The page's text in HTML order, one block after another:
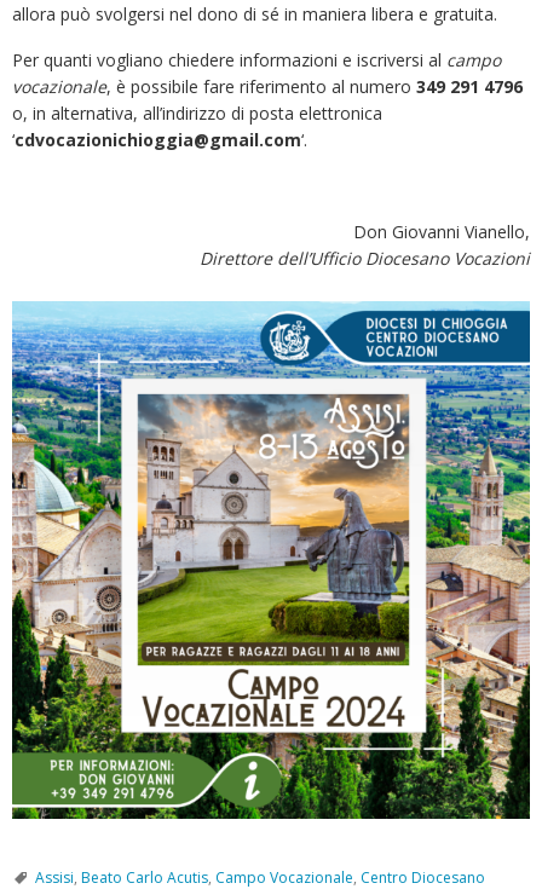
allora può svolgersi nel dono di sé in maniera libera e gratuita.
Per quanti vogliano chiedere informazioni e iscriversi al campo
vocazionale, è possibile fare riferimento al numero 349 291 4796
o, in alternativa, all’indirizzo di posta elettronica
‘cdvocazionichioggia@gmail.com‘.
Don Giovanni Vianello,
Direttore dell’Ufficio Diocesano Vocazioni
Assisi, Beato Carlo Acutis, Campo Vocazionale, Centro Diocesano